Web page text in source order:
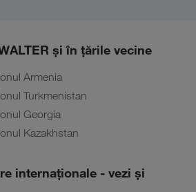
și în țările vecine
Armenia
Turkmenistan
Georgia
Kazakhstan
internaţionale - vezi și